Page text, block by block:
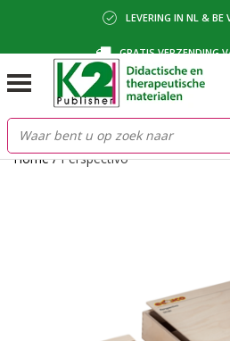
LEVERING IN NL & BE
GRATIS VERZENDING
BETALING VIA IDEAL,
Home/Perspectivo